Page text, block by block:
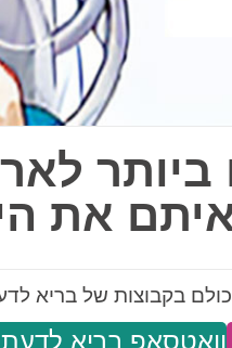
ביותר
את
בקבוצות של בריא
וואטסאפ בריא לדעת